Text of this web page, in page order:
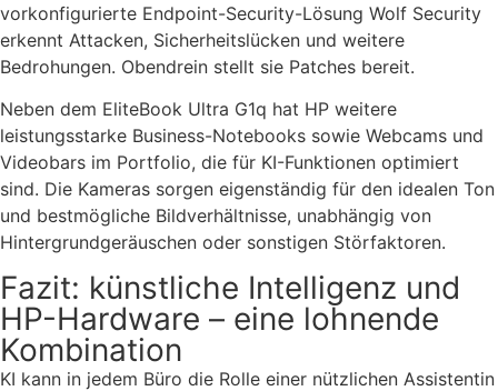
vorkonfigurierte Endpoint-Security-Lösung Wolf Security
erkennt Attacken, Sicherheitslücken und weitere
Bedrohungen. Obendrein stellt sie Patches bereit.
Neben dem EliteBook Ultra G1q hat HP weitere
leistungsstarke Business-Notebooks sowie Webcams und
Videobars im Portfolio, die für KI-Funktionen optimiert
sind. Die Kameras sorgen eigenständig für den idealen Ton
und bestmögliche Bildverhältnisse, unabhängig von
Hintergrundgeräuschen oder sonstigen Störfaktoren.
Fazit: künstliche Intelligenz und
HP-Hardware – eine lohnende
Kombination
KI kann in jedem Büro die Rolle einer nützlichen Assistentin